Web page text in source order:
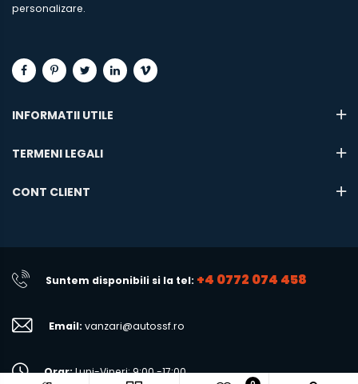
personalizare.
INFORMATII UTILE
TERMENI LEGALI
CONT CLIENT
Suntem disponibili si la tel: +4 0772 074 458
Email: vanzari@autossf.ro
Orar:Luni-Vineri: 9:00 -17:00